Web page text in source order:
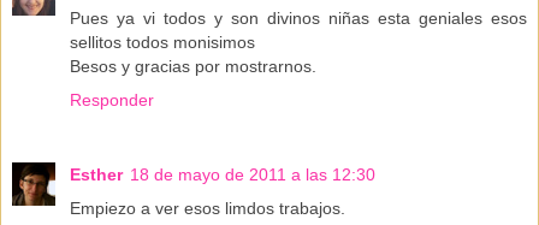
Pues ya vi todos y son divinos niñas esta geniales esos
sellitos todos monisimos
Besos y gracias por mostrarnos.
Responder
Esther 18 de mayo de 2011 a las 12:30
Empiezo a ver esos limdos trabajos.